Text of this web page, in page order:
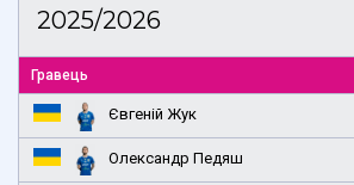
2025/2026
Гравець
Євгеній Жук
Олександр Педяш